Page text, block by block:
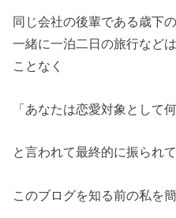
同じ会社の後輩である歳下
一緒に一泊二日の旅行など
ことなく
「あなたは恋愛対象として
と言われて最終的に振られ
このブログを知る前の私を